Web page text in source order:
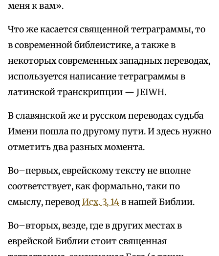
меня к вам».
Что же касается священной тетраграммы, то
в современной библеистике, а также в
некоторых современных западных переводах,
используется написание тетраграммы в
латинской транскрипции — JEIWH.
В славянской же и русском переводах судьба
Имени пошла по другому пути. И здесь нужно
отметить два разных момента.
Во–первых, еврейскому тексту не вполне
соответствует, как формально, таки по
смыслу, переводИсх. 3, 14в нашей Библии.
Во–вторых, везде, где в других местах в
еврейской Библии стоит священная